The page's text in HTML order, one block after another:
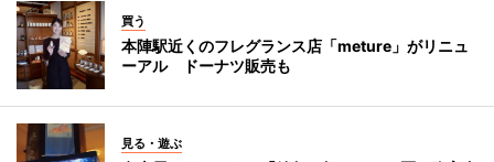
買う
本陣駅近くのフレグランス店「meture」がリニュ
ーアル ドーナツ販売も
見る・遊ぶ